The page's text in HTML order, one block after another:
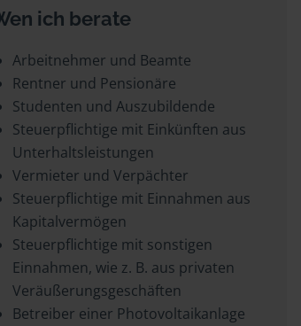
ich berate
Arbeitnehmer und Beamte
Rentner und Pensionäre
Studenten und Auszubildende
Steuerpflichtige mit Einkünften aus
Unterhaltsleistungen
Vermieter und Verpächter
Steuerpflichtige mit Einnahmen aus
Kapitalvermögen
Steuerpflichtige mit sonstigen
Einnahmen, wie z. B. aus privaten
Veräußerungsgeschäften
Betreiber einer Photovoltaikanlage